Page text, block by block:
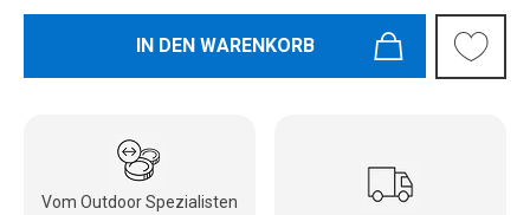
IN DEN WARENKORB
Vom Outdoor Spezialisten